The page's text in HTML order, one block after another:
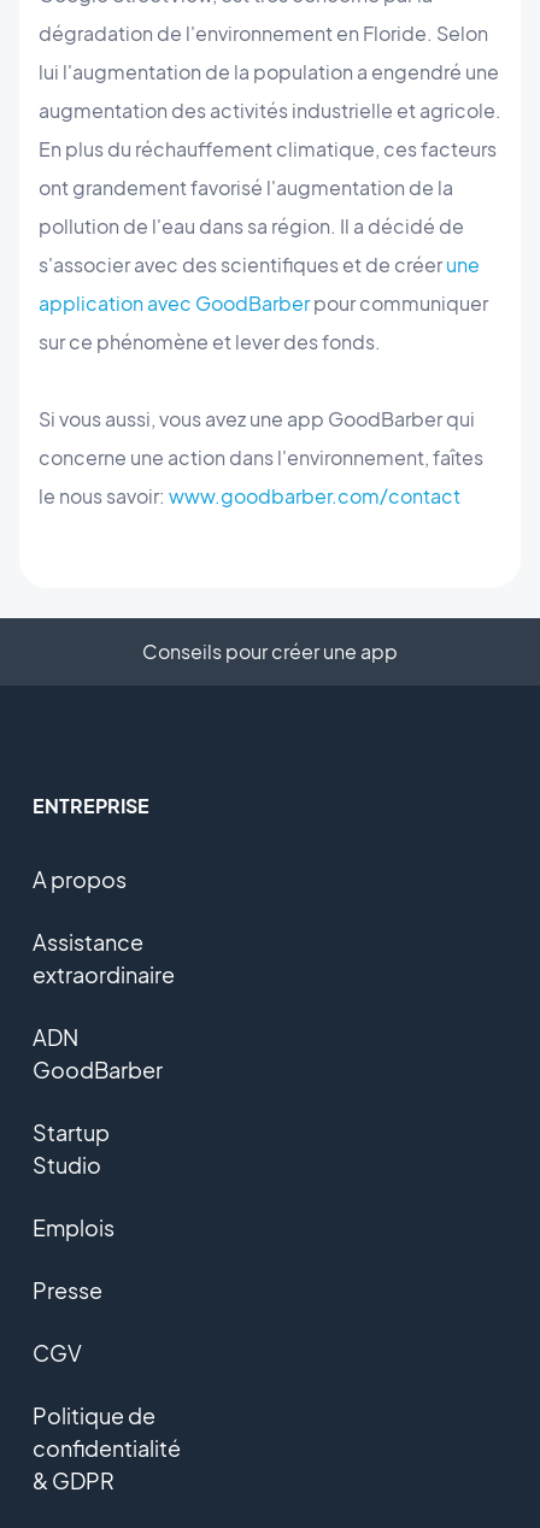
dégradation de l'environnement en Floride. Selon
lui l'augmentation de la population a engendré une
augmentation des activités industrielle et agricole.
En plus du réchauffement climatique, ces facteurs
ont grandement favorisé l'augmentation de la
pollution de l'eau dans sa région. Il a décidé de
s'associer avec des scientifiques et de créerune
application avec GoodBarberpour communiquer
sur ce phénomène et lever des fonds.
Si vous aussi, vous avez une app GoodBarber qui
concerne une action dans l'environnement, faîtes
le nous savoir: www.goodbarber.com/contact
Conseils pour créer une app
ENTREPRISE
A propos
Assistance
extraordinaire
ADN
GoodBarber
Startup
Studio
Emplois
Presse
CGV
Politique de
confidentialité
& GDPR